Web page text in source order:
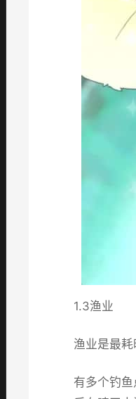
1.3渔业
渔业是最
有多个钓